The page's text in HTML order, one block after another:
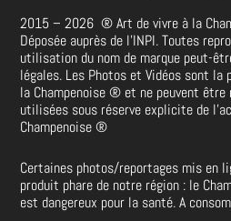
2015 – 2026®Art de vivre à la
Déposée auprès de l’INPI. Toutes
utilisation du nom de marque peut-
légales. Les Photos et Vidéos sont la
la Champenoise® et ne peuvent être
utilisées sous réserve explicite de
Champenoise®
Certaines photos/reportages mis en
produit phare de notre région : le
est dangereux pour la santé. A